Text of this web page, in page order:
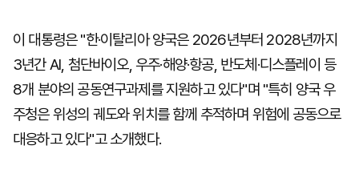
이 대통령은 "한·이탈리아 양국은 2026년부터 2028년까지
3년간 AI, 첨단바이오, 우주·해양·항공, 반도체·디스플레이 등
8개 분야의 공동연구과제를 지원하고 있다"며 "특히 양국 우
주청은 위성의 궤도와 위치를 함께 추적하며 위험에 공동으로
대응하고 있다"고 소개했다.